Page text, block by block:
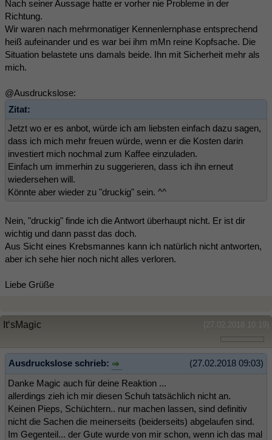
Nach seiner Aussage hatte er vorher nie Probleme in der
Richtung.
Wir waren nach mehrmonatiger Kennenlernphase entsprechend
heiß aufeinander und es war bei ihm mMn reine Kopfsache. Die
Situation belastete uns damals beide. Ihn mit Sicherheit mehr als
mich.
@Ausdruckslose:
Zitat:
Jetzt wo er es anbot, würde ich am liebsten einfach dazu sagen,
dass ich mich mehr freuen würde, wenn er die Kosten darin
investiert mich nochmal zum Kaffee einzuladen.
Einfach um immerhin zu suggerieren, dass ich ihn erneut
wiedersehen will.
Könnte aber wieder zu "druckig" sein. ^^
Nein, "druckig" finde ich die Antwort überhaupt nicht. Er ist dir
wichtig und dann passt das doch.
Aus Sicht eines Krebsmannes kann ich natürlich nicht antworten,
aber ich sehe hier noch nicht alles verloren.
Liebe Grüße
(27.02.2018 10:19)
It‘sMagic
(27.02.2018 09:03)
Ausdruckslose schrieb:
Danke Magic auch für deine Reaktion ...
allerdings zieh ich mir diesen Schuh tatsächlich nicht an.
Keinen Pieps, Schüchtern.. nur machen lassen, sind definitiv
nicht die Sachen die meinerseits (beiderseits) abgelaufen sind.
Im Gegenteil... der Gute wurde von mir schon, wenn ich das mal